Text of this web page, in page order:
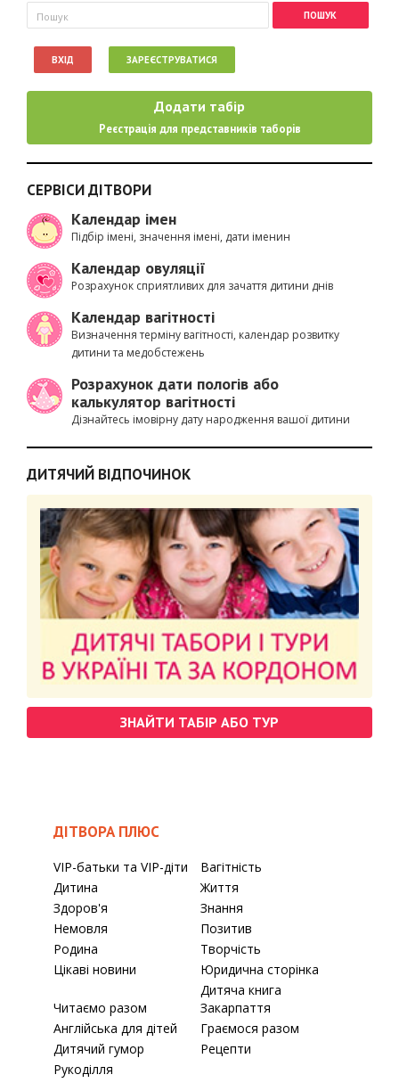
Пошукова форма
Пошук
ВХІД ЗАРЕЄСТРУВАТИСЯ
Додати табір
Реєстрація для представників таборів
СЕРВІСИ ДІТВОРИ
Календар імен
Підбір імені, значення імені, дати іменин
Календар овуляції
Розрахунок сприятливих для зачаття дитини днів
Календар вагітності
Визначення терміну вагітності, календар розвитку
дитини та медобстежень
Розрахунок дати пологів або
калькулятор вагітності
Дізнайтесь імовірну дату народження вашої дитини
ДИТЯЧИЙ ВІДПОЧИНОК
ЗНАЙТИ ТАБІР АБО ТУР
ДІТВОРА ПЛЮС
VIP-батьки та VIP-діти
Вагітність
Дитина
Життя
Здоров'я
Знання
Немовля
Позитив
Родина
Творчість
Цікаві новини
Юридична сторінка
Читаємо разом
Дитяча книга
Закарпаття
Англійська для дітей
Граємося разом
Дитячий гумор
Рецепти
Рукоділля